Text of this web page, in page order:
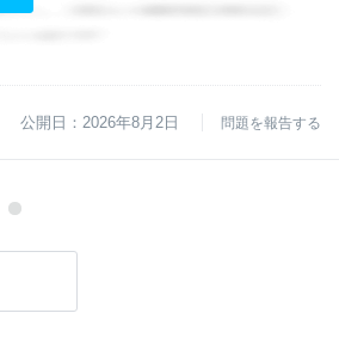
公開日：2026年8月2日 問題を報告する